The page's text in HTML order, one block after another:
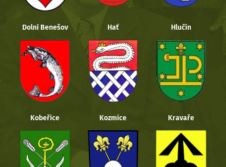
Dolní Benešov Hať Hlučín
Kobeřice Kozmice Kravaře